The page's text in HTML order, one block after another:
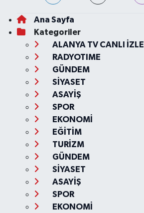
Ana Sayfa
Kategoriler
ALANYA TV CANLI İZLE
RADYOTIME
GÜNDEM
SİYASET
ASAYİŞ
SPOR
EKONOMİ
EĞİTİM
TURİZM
GÜNDEM
SİYASET
ASAYİŞ
SPOR
EKONOMİ